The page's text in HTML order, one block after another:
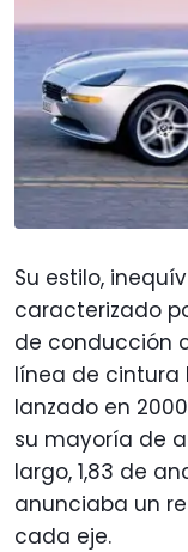
Su estilo,
caracterizado
de conducción
línea de cintura
lanzado en
su mayoría de
largo, 1,83 de
anunciaba un
cada eje.